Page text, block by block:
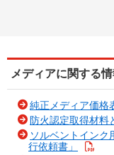
メディアに関する
純正メディア価格
防火認定取得材料
ソルベントインク
行依頼書」